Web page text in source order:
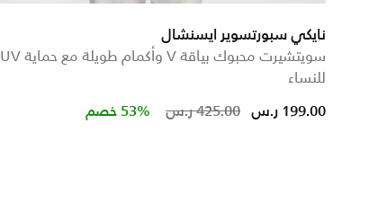
نايكي سبورتسوير ايسنشال
سويتشيرت محبوك بياقة V وأكمام طويلة مع حماية UV
للنساء
Price reduced from
425.00 ر.س 199.00 ر.س 53% خصم